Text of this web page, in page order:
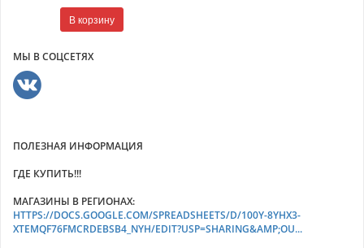
В корзину
МЫ В СОЦСЕТЯХ
ПОЛЕЗНАЯ ИНФОРМАЦИЯ
ГДЕ КУПИТЬ!!!
МАГАЗИНЫ В РЕГИОНАХ:
HTTPS://DOCS.GOOGLE.COM/SPREADSHEETS/D/100Y-8YHX3-
XTEMQF76FMCRDEBSB4_NYH/EDIT?USP=SHARING&AMP;OU...